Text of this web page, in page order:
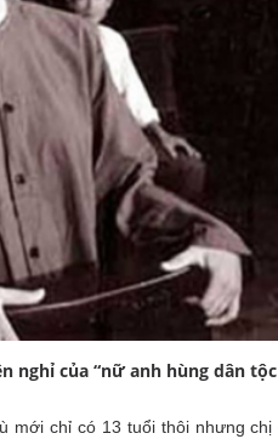
nghỉ của “nữ anh hùng dân tộc
chỉ có 13 tuổi thôi nhưng